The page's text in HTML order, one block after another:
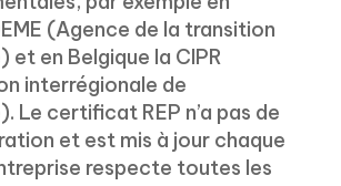
(Agence de la transition
et en Belgique la CIPR
interrégionale de
Le certificat REP n’a pas de
et est mis à jour chaque
respecte toutes les